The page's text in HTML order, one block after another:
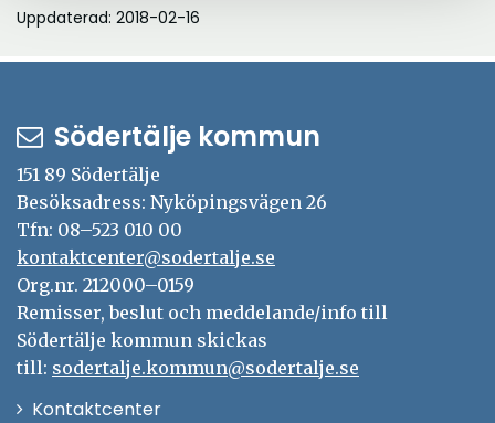
Uppdaterad: 2018-02-16
Södertälje kommun
151 89 Södertälje
Besöksadress: Nyköpingsvägen 26
Tfn: 08–523 010 00
kontaktcenter@sodertalje.se
Org.nr. 212000–0159
Remisser, beslut och meddelande/info till
Södertälje kommun skickas
till: sodertalje.kommun@sodertalje.se
KontaktcenterÖppna